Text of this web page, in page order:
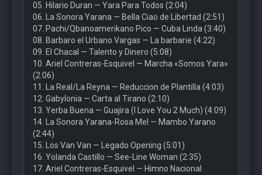
05. Hilario Duran — Yara Para Todos (2:04)
06. La Sonora Yarana — Bella Ciao de Libertad (2:51)
07. Pachi/Qbanoamerikano Pico — Cuba Linda (3:40)
08. Barbaro el Urbano Vargas — La barbarie (4:22)
09. El Chacal — Talento y Dinero (5:08)
10. Ariel Contreras-Esquivel — Marcha «Somos Yara»
(2:06)
11. La Real/La Reyna — Reduccion de Plantilla (4:03)
12. Gabylonia — Carta al Tirano (2:10)
13. Yerba Buena — Guajira (I Love You 2 Much) (4:09)
14. La Sonora Yarana-Rosa Mel — Mambo Yarano
(2:44)
15. Los Van Van — Legado Opening (5:01)
16. Yolanda Castillo — See-Line Woman (2:35)
17. Ariel Contreras-Esquivel — Himno Nacional